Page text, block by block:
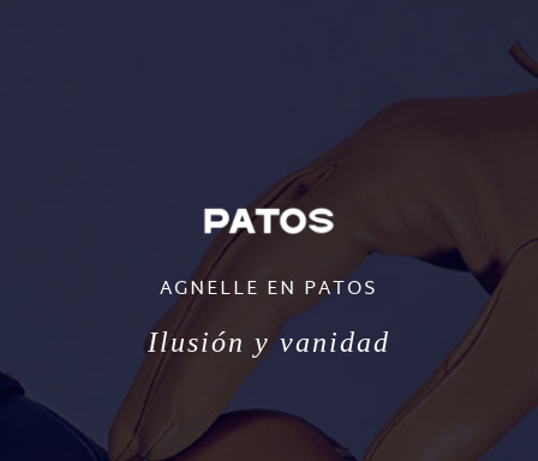
AGNELLE EN PATOS
Ilusión y vanidad